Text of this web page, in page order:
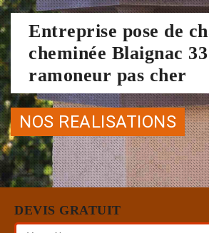
Entreprise pose de
cheminée Blaignac
ramoneur pas cher
NOS REALISATIONS
DEVIS GRATUIT